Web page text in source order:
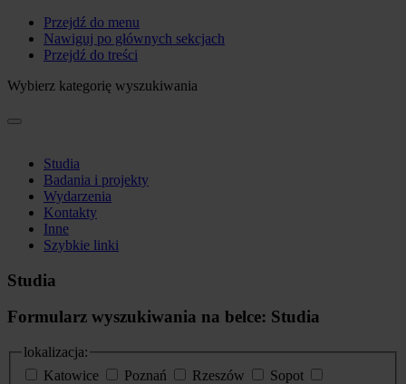
Przejdź do menu
Nawiguj po głównych sekcjach
Przejdź do treści
Wybierz kategorię wyszukiwania
Studia
Badania i projekty
Wydarzenia
Kontakty
Inne
Szybkie linki
Studia
Formularz wyszukiwania na belce: Studia
lokalizacja:
Katowice
Poznań Rzeszów
Sopot